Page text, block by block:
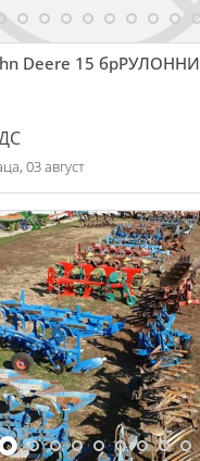
Балировачка John Deere 15 брРУЛОННИ
03 август